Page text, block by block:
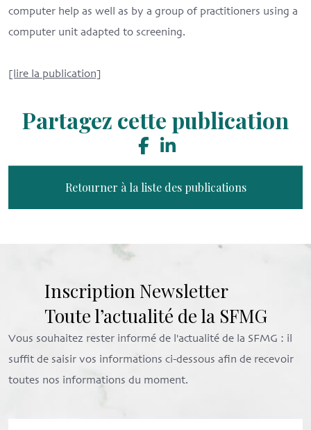
computer help as well as by a group of practitioners using a
computer unit adapted to screening.
[lire la publication]
Partagez cette publication
Retourner à la liste des publications
Inscription Newsletter
Toute l’actualité de la SFMG
Vous souhaitez rester informé de l'actualité de la SFMG : il
suffit de saisir vos informations ci-dessous afin de recevoir
toutes nos informations du moment.